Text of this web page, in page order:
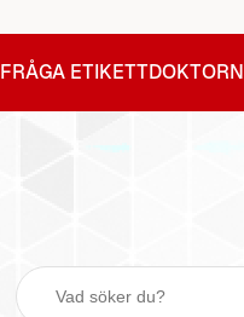
FRÅGA ETIKETTDOKTORN